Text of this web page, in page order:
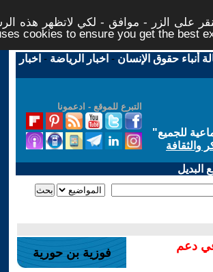
على الزر - موافق - لكي لاتظهر هذه
cookies to ensure you get the best
أنباء حقوق الإنسان - اخبار الرياضة - اخبار
التبرع للموقع - ادعمونا
للجميع"
والثقافة
البديل
في دعم فوزية بن حورية